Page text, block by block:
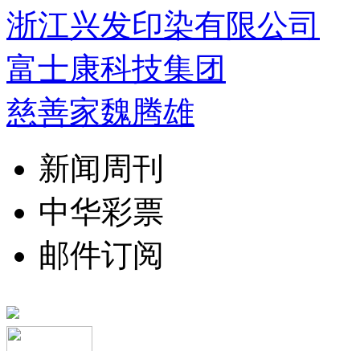
浙江兴发印染有限公司
富士康科技集团
慈善家魏腾雄
新闻周刊
中华彩票
邮件订阅